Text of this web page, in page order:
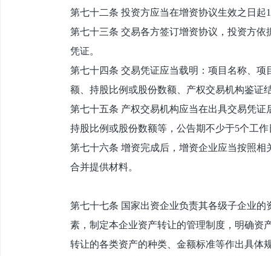
第七十二条 投资方应当在增资协议生效之日
第七十三条 交易各方签订增资协议，投资方
凭证。
第七十四条 交易凭证应当载明：项目名称、
额、持股比例或股份数额、产权交易机构鉴证
第七十五条 产权交易机构应当在出具交易凭
持股比例或股份数额等，公告期不少于5个工作
第七十六条 增资完成后，增资企业应当按照
合并提供材料。
第七十七条 国家出资企业负责其各级子企业
素，制定本企业资产转让的管理制度，明确资
转让的各类资产的种类、金额标准等作出具体